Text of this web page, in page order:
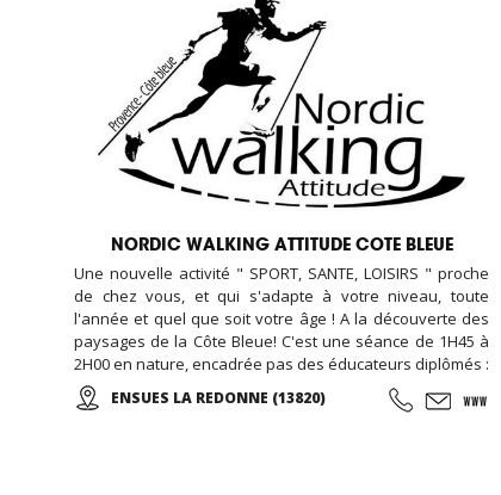
NORDIC WALKING ATTITUDE COTE BLEUE
Une nouvelle activité " SPORT, SANTE, LOISIRS " proche
de chez vous, et qui s'adapte à votre niveau, toute
l'année et quel que soit votre âge ! A la découverte des
paysages de la Côte Bleue! C'est une séance de 1H45 à
2H00 en nature, encadrée pas des éducateurs diplômés :
On commence par un échauffement musculaire et
articulaire, puis place à la marche et sa technique en
ENSUES LA REDONNE (13820)